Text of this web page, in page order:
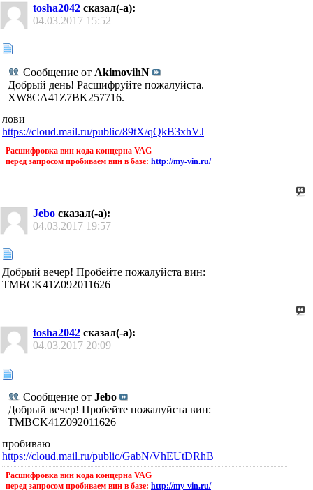
tosha2042 сказал(-а):
04.03.2017 15:52
Сообщение от AkimovihN
Добрый день! Расшифруйте пожалуйста.
XW8CA41Z7BK257716.
лови
https://cloud.mail.ru/public/89tX/qQkB3xhVJ
Расшифровка вин кода концерна VAG
перед запросом пробиваем вин в базе: http://my-vin.ru/
Jebo сказал(-а):
04.03.2017 19:57
Добрый вечер! Пробейте пожалуйста вин:
TMBCK41Z092011626
tosha2042 сказал(-а):
04.03.2017 20:09
Сообщение от Jebo
Добрый вечер! Пробейте пожалуйста вин:
TMBCK41Z092011626
пробиваю
https://cloud.mail.ru/public/GabN/VhEUtDRhB
Расшифровка вин кода концерна VAG
перед запросом пробиваем вин в базе: http://my-vin.ru/